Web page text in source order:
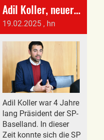
Adil Koller, neuer Fraktionspräsident im Landrat
19.02.2025 , hn
Adil Koller war 4 Jahre
lang Präsident der SP-
Baselland. In dieser
Zeit konnte sich die SP